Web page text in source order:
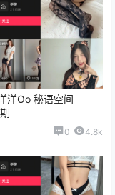
洋Oo 秘语空间
0 4.8k